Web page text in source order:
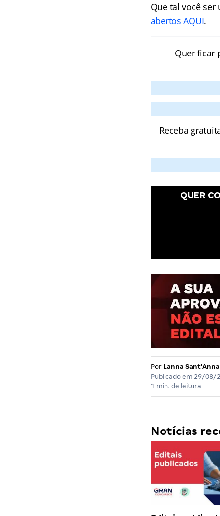
Que tal você
abertos AQUI.
Quer ficar
Receba
QUER
Por Lanna Sant'Anna
Publicado em 29/08/
1 min. de leitura
Notícias